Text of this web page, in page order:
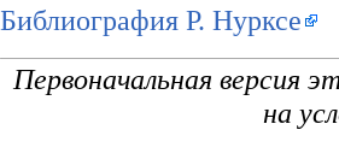
Библиография Р. Нурксе
Первоначальная версия
на